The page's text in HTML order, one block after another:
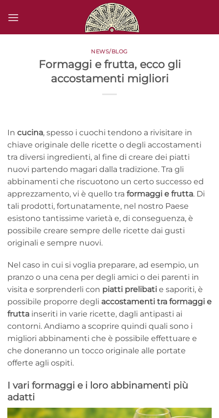
NEWS/BLOG
Formaggi e frutta, ecco gli
accostamenti migliori
In cucina, spesso i cuochi tendono a rivisitare in
chiave originale delle ricette o degli accostamenti
tra diversi ingredienti, al fine di creare dei piatti
nuovi partendo magari dalla tradizione. Tra gli
abbinamenti che riscuotono un certo successo ed
apprezzamento, vi è quello tra formaggi e frutta. Di
tali prodotti, fortunatamente, nel nostro Paese
esistono tantissime varietà e, di conseguenza, è
possibile creare sempre delle ricette dai gusti
originali e sempre nuovi.
Nel caso in cui si voglia preparare, ad esempio, un
pranzo o una cena per degli amici o dei parenti in
visita e sorprenderli con piatti prelibati e saporiti, è
possibile proporre degli accostamenti tra formaggi e
frutta inseriti in varie ricette, dagli antipasti ai
contorni. Andiamo a scoprire quindi quali sono i
migliori abbinamenti che è possibile effettuare e
che doneranno un tocco originale alle portate
offerte agli ospiti.
I vari formaggi e i loro abbinamenti più
adatti